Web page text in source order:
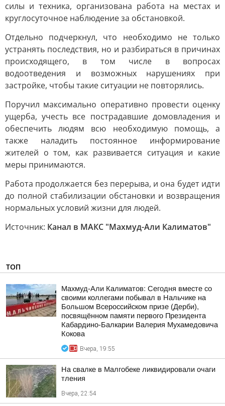
силы и техника, организована работа на местах и
круглосуточное наблюдение за обстановкой.
Отдельно подчеркнул, что необходимо не только
устранять последствия, но и разбираться в причинах
происходящего, в том числе в вопросах
водоотведения и возможных нарушениях при
застройке, чтобы такие ситуации не повторялись.
Поручил максимально оперативно провести оценку
ущерба, учесть все пострадавшие домовладения и
обеспечить людям всю необходимую помощь, а
также наладить постоянное информирование
жителей о том, как развивается ситуация и какие
меры принимаются.
Работа продолжается без перерыва, и она будет идти
до полной стабилизации обстановки и возвращения
нормальных условий жизни для людей.
Источник: Канал в МАКС "Махмуд-Али Калиматов"
ТОП
Махмуд-Али Калиматов: Сегодня вместе со
своими коллегами побывал в Нальчике на
Большом Всероссийском призе (Дерби),
посвящённом памяти первого Президента
Кабардино-Балкарии Валерия Мухамедовича
Кокова
Вчера, 19:55
На свалке в Малгобеке ликвидировали очаги
тления
Вчера, 22:54